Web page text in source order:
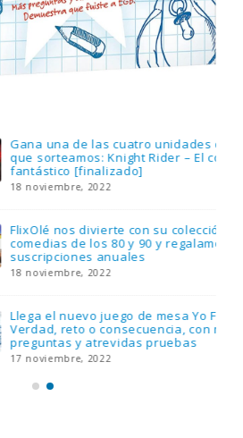
las cuatro unidades de PLAYMOBIL
Knight Rider – El coche
con su colección de
los 80 y 90 y regalamos tres
anuales
juego de mesa Yo Fui a EGB:
o consecuencia, con más
atrevidas pruebas